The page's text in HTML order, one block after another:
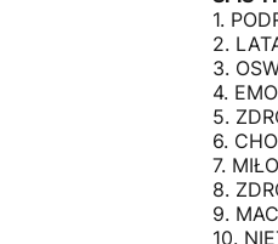
1.
2.
3.
4.
5.
6.
7.
8.
9.
10.